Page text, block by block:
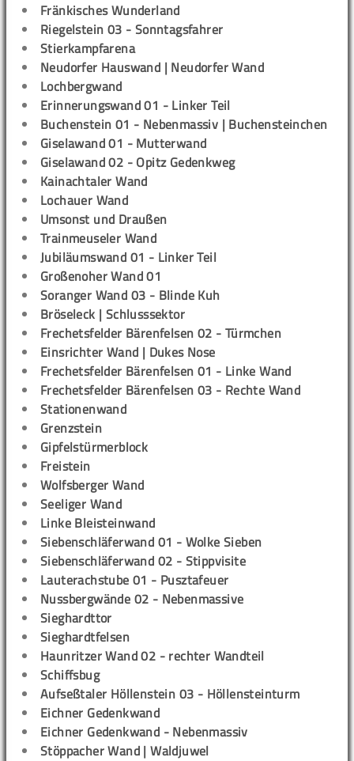
Fränkisches Wunderland
Riegelstein 03 - Sonntagsfahrer
Stierkampfarena
Neudorfer Hauswand | Neudorfer Wand
Lochbergwand
Erinnerungswand 01 - Linker Teil
Buchenstein 01 - Nebenmassiv | Buchensteinchen
Giselawand 01 - Mutterwand
Giselawand 02 - Opitz Gedenkweg
Kainachtaler Wand
Lochauer Wand
Umsonst und Draußen
Trainmeuseler Wand
Jubiläumswand 01 - Linker Teil
Großenoher Wand 01
Soranger Wand 03 - Blinde Kuh
Bröseleck | Schlusssektor
Frechetsfelder Bärenfelsen 02 - Türmchen
Einsrichter Wand | Dukes Nose
Frechetsfelder Bärenfelsen 01 - Linke Wand
Frechetsfelder Bärenfelsen 03 - Rechte Wand
Stationenwand
Grenzstein
Gipfelstürmerblock
Freistein
Wolfsberger Wand
Seeliger Wand
Linke Bleisteinwand
Siebenschläferwand 01 - Wolke Sieben
Siebenschläferwand 02 - Stippvisite
Lauterachstube 01 - Pusztafeuer
Nussbergwände 02 - Nebenmassive
Sieghardttor
Sieghardtfelsen
Haunritzer Wand 02 - rechter Wandteil
Schiffsbug
Aufseßtaler Höllenstein 03 - Höllensteinturm
Eichner Gedenkwand
Eichner Gedenkwand - Nebenmassiv
Stöppacher Wand | Waldjuwel